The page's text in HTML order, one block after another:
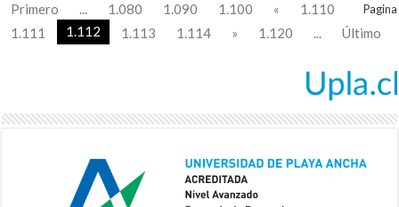
Pagina
Primero ... 1.080 1.090 1.100 «
1.110
1.111
1.112 1.113 1.114 » 1.120 ... Último